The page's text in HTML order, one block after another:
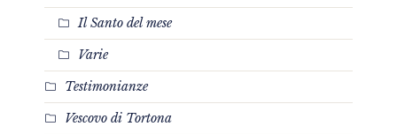
Il Santo del mese
Varie
Testimonianze
Vescovo di Tortona